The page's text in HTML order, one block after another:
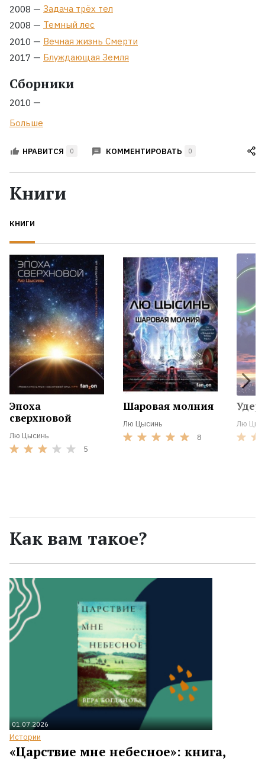
Экранизации
Коллекции
2008 — Задача трёх тел
2008 — Темный лес
2010 — Вечная жизнь Смерти
2017 — Блуждающая Земля
Сборники
2010 —
Больше
НРАВИТСЯ 0 КОММЕНТИРОВАТЬ 0
Книги
КНИГИ
Эпоха
сверхновой
Лю Цысинь
5
Шаровая молния
Лю Цысинь
8
Лю
Как вам такое?
01.07.2026
Истории
«Царствие мне небесное»: книга,